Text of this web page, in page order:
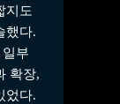
지도
했다.
부
확장,
었다.